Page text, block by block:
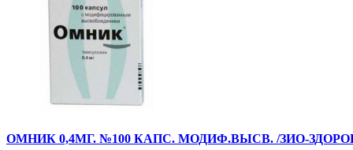
ОМНИК 0,4МГ. №100 КАПС. МОДИФ.ВЫСВ. /ЗИО-